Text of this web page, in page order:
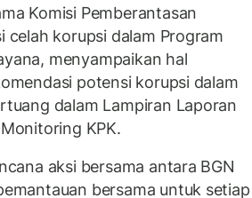
Komisi Pemberantasan
celah korupsi dalam Program
menyampaikan hal
potensi korupsi dalam
dalam Lampiran Laporan
KPK.
aksi bersama antara BGN
bersama untuk setiap